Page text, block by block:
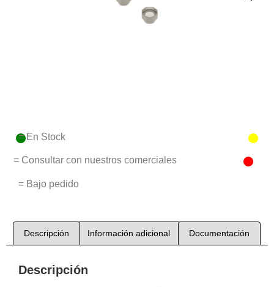
= En Stock
= Consultar con nuestros comerciales
= Bajo pedido
Descripción Información adicional Documentación
Descripción